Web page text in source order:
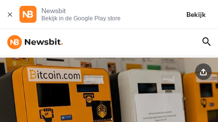
Newsbit
Bekijk in de Google Play store
Bekijk